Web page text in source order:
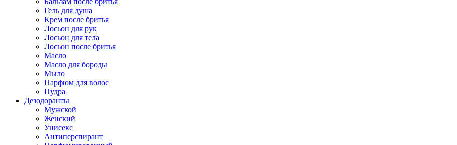
Бальзам после бритья
Гель для душа
Крем после бритья
Лосьон для рук
Лосьон для тела
Лосьон после бритья
Масло
Масло для бороды
Мыло
Парфюм для волос
Пудра
Дезодоранты
Мужской
Женский
Унисекс
Антиперспирант